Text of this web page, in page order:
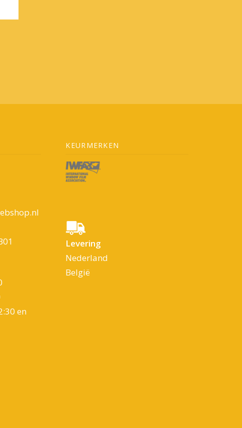
en
KEURMERKEN
Levering
Nederland
België